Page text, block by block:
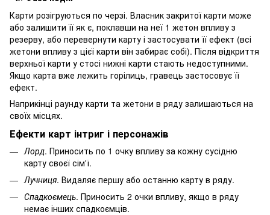
Карти розігруються по черзі. Власник закритої карти може
або залишити її як є, поклавши на неї 1 жетон впливу з
резерву, або перевернути карту і застосувати її ефект (всі
жетони впливу з цієї карти він забирає собі). Після відкриття
верхньої карти у стосі нижні карти стають недоступними.
Якщо карта вже лежить горілиць, гравець застосовує її
ефект.
Наприкінці раунду карти та жетони в ряду залишаються на
своїх місцях.
Ефекти карт інтриг і персонажів
Лорд. Приносить по 1 очку впливу за кожну сусідню
карту своєї сім'ї.
Лучниця. Видаляє першу або останню карту в ряду.
Спадкоємець. Приносить 2 очки впливу, якщо в ряду
немає інших спадкоємців.